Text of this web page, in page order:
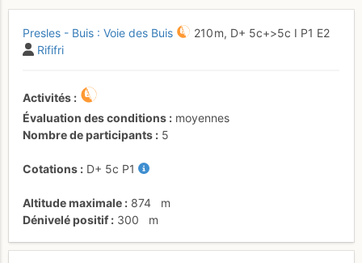
Presles - Buis : Voie des Buis 210 m, D+ 5c+>5c I P1 E2
Rififri
Activités
Évaluation des conditions
moyennes
Nombre de participants
5
Cotations D+ 5c P1
Altitude maximale 874
m
Dénivelé positif
300 m